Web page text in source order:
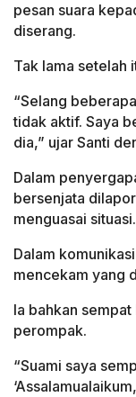
pesan suara
diserang.
Tak lama setelah
“Selang
tidak aktif. Saya
dia,” ujar Santi
Dalam
bersenjata
menguasai situasi.
Dalam
mencekam yang
Ia bahkan
perompak.
“Suami saya